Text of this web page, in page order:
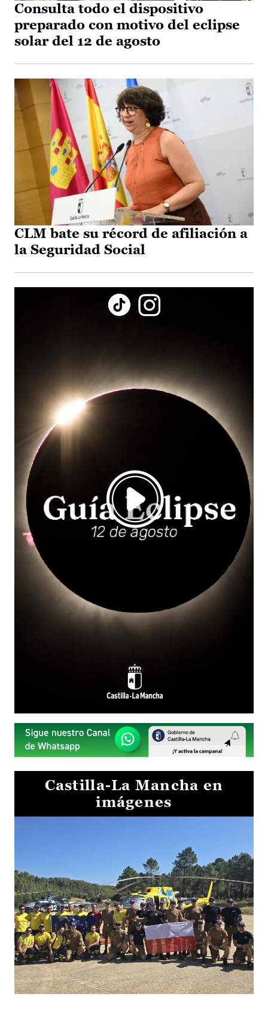
Consulta todo el dispositivo
preparado con motivo del eclipse
solar del 12 de agosto
CLM bate su récord de afiliación a
la Seguridad Social
Castilla-La Mancha en
imágenes